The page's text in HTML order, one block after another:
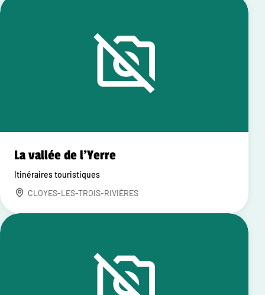
La vallée de l'Yerre
Itinéraires touristiques
CLOYES-LES-TROIS-RIVIÈRES